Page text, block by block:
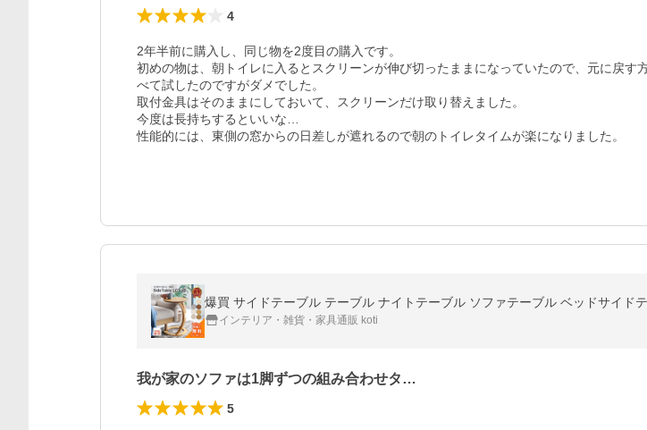
4
2年半前に購入し、同じ物を2度目の購入です。
初めの物は、朝トイレに入るとスクリーンが伸び切ったままになっていたので、元に戻す
べて試したのですがダメでした。
取付金具はそのままにしておいて、スクリーンだけ取り替えました。
今度は長持ちするといいな…
インテリア・雑貨・家具通販 koti
我が家のソファは1脚ずつの組み合わせタ…
5